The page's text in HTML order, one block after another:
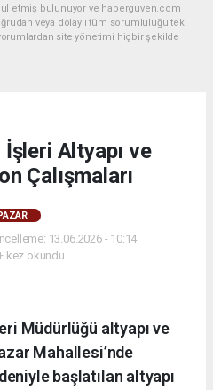
etmiş bulunuyor ve haberguven.com
veya dolaylı tüm sorumluluğu tek
site yönetimi hiçbir şekilde
İşleri Altyapı ve
Çalışmaları
13.06.2026 - 10:14
kez okundu.
Müdürlüğü altyapı ve
Mahallesi’nde
başlatılan altyapı